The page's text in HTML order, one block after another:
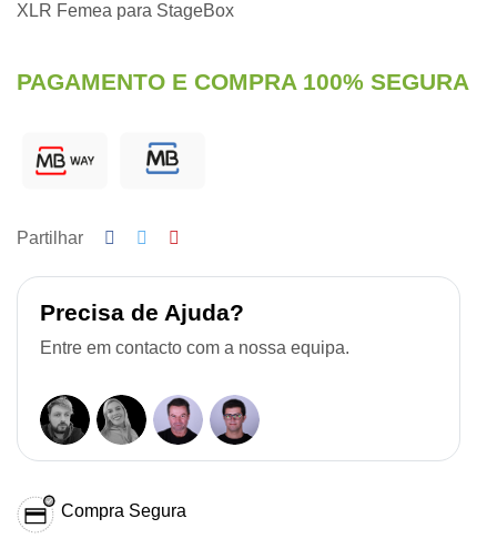
XLR Femea para StageBox
PAGAMENTO E COMPRA 100% SEGURA
Partilhar
Precisa de Ajuda?
Entre em contacto com a nossa equipa.
Compra Segura